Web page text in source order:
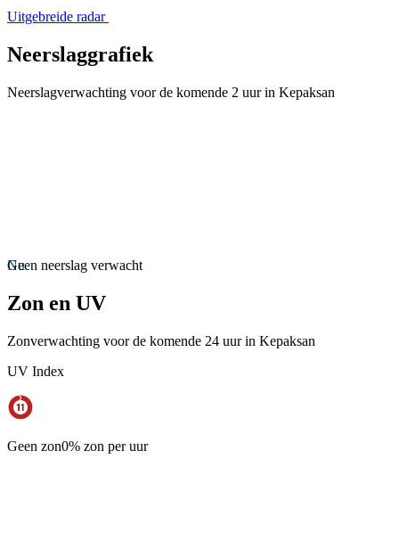
Uitgebreide radar
Neerslaggrafiek
Neerslagverwachting voor de komende 2 uur in Kepaksan
Nu
Geen neerslag verwacht
Zon en UV
Zonverwachting voor de komende 24 uur in Kepaksan
UV Index
Geen zon0% zon per uur